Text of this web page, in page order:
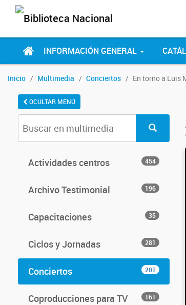
INFORMACIÓN GENERAL
Inicio Multimedia Conciertos En torno a Luis
OCULTAR MENÚ
Actividades centros 454
Archivo Testimonial 196
Capacitaciones 35
Ciclos y Jornadas 281
Conciertos 201
Coproducciones para TV 161